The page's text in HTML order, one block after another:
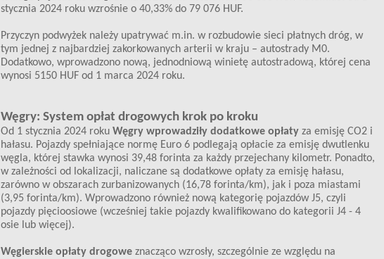
stycznia 2024 roku wzrośnie o 40,33% do 79 076 HUF.
Przyczyn podwyżek należy upatrywać m.in. w rozbudowie sieci płatnych dróg, w
tym jednej z najbardziej zakorkowanych arterii w kraju – autostrady M0.
Dodatkowo, wprowadzono nową, jednodniową winietę autostradową, której cena
wynosi 5150 HUF od 1 marca 2024 roku.
Węgry: System opłat drogowych krok po kroku
Od 1 stycznia 2024 roku Węgry wprowadziły dodatkowe opłaty za emisję CO2 i
hałasu. Pojazdy spełniające normę Euro 6 podlegają opłacie za emisję dwutlenku
węgla, której stawka wynosi 39,48 forinta za każdy przejechany kilometr. Ponadto,
w zależności od lokalizacji, naliczane są dodatkowe opłaty za emisję hałasu,
zarówno w obszarach zurbanizowanych (16,78 forinta/km), jak i poza miastami
(3,95 forinta/km). Wprowadzono również nową kategorię pojazdów J5, czyli
pojazdy pięcioosiowe (wcześniej takie pojazdy kwalifikowano do kategorii J4 - 4
osie lub więcej).
Węgierskie opłaty drogowe znacząco wzrosły, szczególnie ze względu na